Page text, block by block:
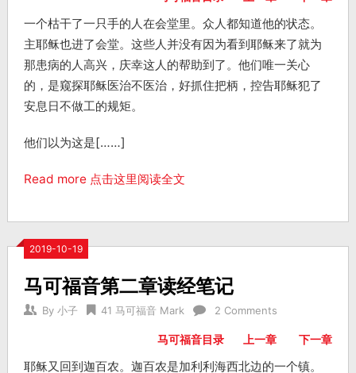
一个枯干了一只手的人在会堂里。众人都知道他的状态。
主耶稣也进了会堂。这些人并没有因为看到耶稣来了就为
那患病的人高兴，庆幸这人的帮助到了。他们唯一关心
的，是窥探耶稣医治不医治，好抓住把柄，控告耶稣犯了
安息日不做工的规矩。
他们以为这是[……]
Read more 点击这里阅读全文
2019-10-19
马可福音第二章读经笔记
By 小子 41 马可福音 Mark 2 Comments
马可福音目录 上一章 下一章
耶稣又回到迦百农。迦百农是加利利海西北边的一个镇。